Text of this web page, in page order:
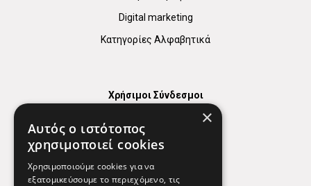
Digital marketing
Κατηγορίες Αλφαβητικά
Χρήσιμοι Σύνδεσμοι
Χρήσιμα Τηλέφωνα
Εφημερεύοντα Φαρμακεία
×
Αυτός ο ιστότοπος
χρησιμοποιεί cookies
Χρησιμοποιούμε cookies για να
εξατομικεύσουμε το περιεχόμενο, τις